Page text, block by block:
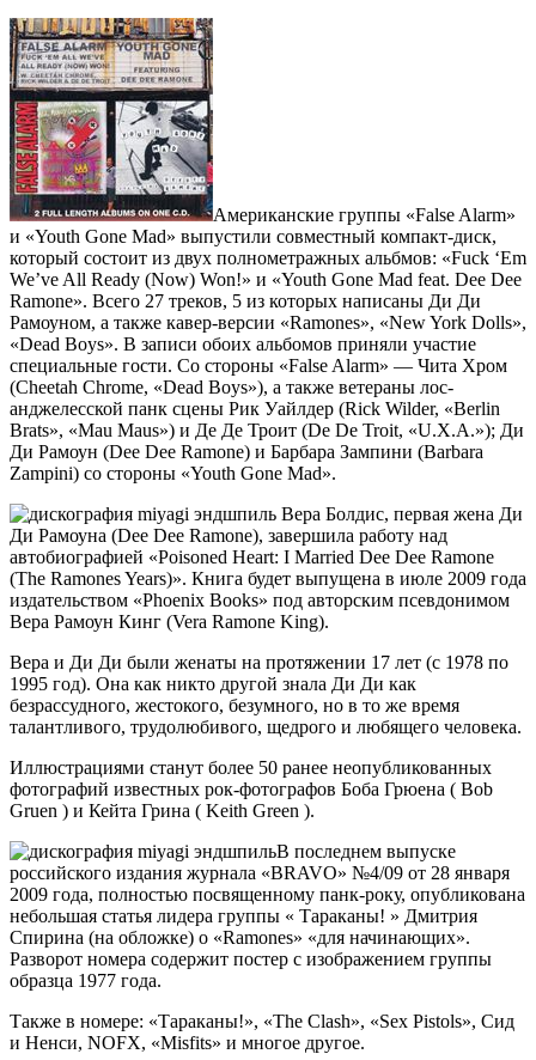
Американские группы «False Alarm»
и «Youth Gone Mad» выпустили совместный компакт-диск,
который состоит из двух полнометражных альбмов: «Fuck ‘Em
We’ve All Ready (Now) Won!» и «Youth Gone Mad feat. Dee Dee
Ramone». Всего 27 треков, 5 из которых написаны Ди Ди
Рамоуном, а также кавер-версии «Ramones», «New York Dolls»,
«Dead Boys». В записи обоих альбомов приняли участие
специальные гости. Со стороны «False Alarm» — Чита Хром
(Cheetah Chrome, «Dead Boys»), а также ветераны лос-
анджелесской панк сцены Рик Уайлдер (Rick Wilder, «Berlin
Brats», «Mau Maus») и Де Де Троит (De De Troit, «U.X.A.»); Ди
Ди Рамоун (Dee Dee Ramone) и Барбара Зампини (Barbara
Zampini) со стороны «Youth Gone Mad».
Вера Болдис, первая жена Ди
Ди Рамоуна (Dee Dee Ramone), завершила работу над
автобиографией «Poisoned Heart: I Married Dee Dee Ramone
(The Ramones Years)». Книга будет выпущена в июле 2009 года
издательством «Phoenix Books» под авторским псевдонимом
Вера Рамоун Кинг (Vera Ramone King).
Вера и Ди Ди были женаты на протяжении 17 лет (с 1978 по
1995 год). Она как никто другой знала Ди Ди как
безрассудного, жестокого, безумного, но в то же время
талантливого, трудолюбивого, щедрого и любящего человека.
Иллюстрациями станут более 50 ранее неопубликованных
фотографий известных рок-фотографов Боба Грюена ( Bob
Gruen ) и Кейта Грина ( Keith Green ).
В последнем выпуске
российского издания журнала «BRAVO» №4/09 от 28 января
2009 года, полностью посвященному панк-року, опубликована
небольшая статья лидера группы « Тараканы! » Дмитрия
Спирина (на обложке) о «Ramones» «для начинающих».
Разворот номера содержит постер с изображением группы
образца 1977 года.
Также в номере: «Тараканы!», «The Clash», «Sex Pistols», Сид
и Ненси, NOFX, «Misfits» и многое другое.